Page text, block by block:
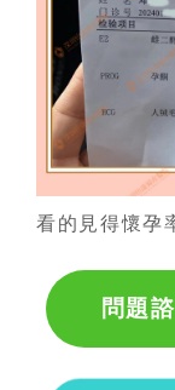
看的見得懷孕
問題